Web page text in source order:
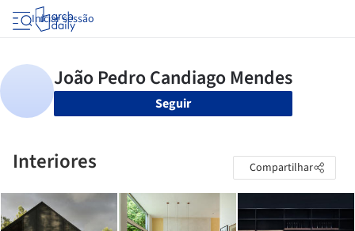
Iniciar sessão
Seguir
Interiores Compartilhar